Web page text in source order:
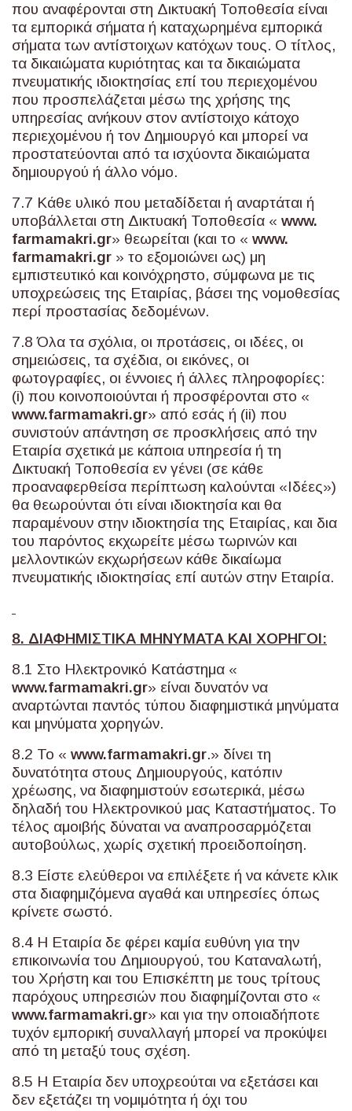
που αναφέρονται στη Δικτυακή Τοποθεσία είναι
τα εμπορικά σήματα ή καταχωρημένα εμπορικά
σήματα των αντίστοιχων κατόχων τους. Ο τίτλος,
τα δικαιώματα κυριότητας και τα δικαιώματα
πνευματικής ιδιοκτησίας επί του περιεχομένου
που προσπελάζεται μέσω της χρήσης της
υπηρεσίας ανήκουν στον αντίστοιχο κάτοχο
περιεχομένου ή τον Δημιουργό και μπορεί να
προστατεύονται από τα ισχύοντα δικαιώματα
δημιουργού ή άλλο νόμο.
7.7 Κάθε υλικό που μεταδίδεται ή αναρτάται ή
υποβάλλεται στη Δικτυακή Τοποθεσία « www.
farmamakri.gr» θεωρείται (και το « www.
farmamakri.gr » το εξομοιώνει ως) μη
εμπιστευτικό και κοινόχρηστο, σύμφωνα με τις
υποχρεώσεις της Εταιρίας, βάσει της νομοθεσίας
περί προστασίας δεδομένων.
7.8 Όλα τα σχόλια, οι προτάσεις, οι ιδέες, οι
σημειώσεις, τα σχέδια, οι εικόνες, οι
φωτογραφίες, οι έννοιες ή άλλες πληροφορίες:
(i) που κοινοποιούνται ή προσφέρονται στο «
www.farmamakri.gr» από εσάς ή (ii) που
συνιστούν απάντηση σε προσκλήσεις από την
Εταιρία σχετικά με κάποια υπηρεσία ή τη
Δικτυακή Τοποθεσία εν γένει (σε κάθε
προαναφερθείσα περίπτωση καλούνται «Ιδέες»)
θα θεωρούνται ότι είναι ιδιοκτησία και θα
παραμένουν στην ιδιοκτησία της Εταιρίας, και δια
του παρόντος εκχωρείτε μέσω τωρινών και
μελλοντικών εκχωρήσεων κάθε δικαίωμα
πνευματικής ιδιοκτησίας επί αυτών στην Εταιρία.
8. ΔΙΑΦΗΜΙΣΤΙΚΑ ΜΗΝΥΜΑΤΑ ΚΑΙ ΧΟΡΗΓΟΙ:
8.1 Στο Ηλεκτρονικό Κατάστημα «
www.farmamakri.gr» είναι δυνατόν να
αναρτώνται παντός τύπου διαφημιστικά μηνύματα
και μηνύματα χορηγών.
8.2 Το « www.farmamakri.gr.» δίνει τη
δυνατότητα στους Δημιουργούς, κατόπιν
χρέωσης, να διαφημιστούν εσωτερικά, μέσω
δηλαδή του Ηλεκτρονικού μας Καταστήματος. Το
τέλος αμοιβής δύναται να αναπροσαρμόζεται
αυτοβούλως, χωρίς σχετική προειδοποίηση.
8.3 Είστε ελεύθεροι να επιλέξετε ή να κάνετε κλικ
στα διαφημιζόμενα αγαθά και υπηρεσίες όπως
κρίνετε σωστό.
8.4 Η Εταιρία δε φέρει καμία ευθύνη για την
επικοινωνία του Δημιουργού, του Καταναλωτή,
του Χρήστη και του Επισκέπτη με τους τρίτους
παρόχους υπηρεσιών που διαφημίζονται στο «
www.farmamakri.gr» και για την οποιαδήποτε
τυχόν εμπορική συναλλαγή μπορεί να προκύψει
από τη μεταξύ τους σχέση.
8.5 Η Εταιρία δεν υποχρεούται να εξετάσει και
δεν εξετάζει τη νομιμότητα ή όχι του